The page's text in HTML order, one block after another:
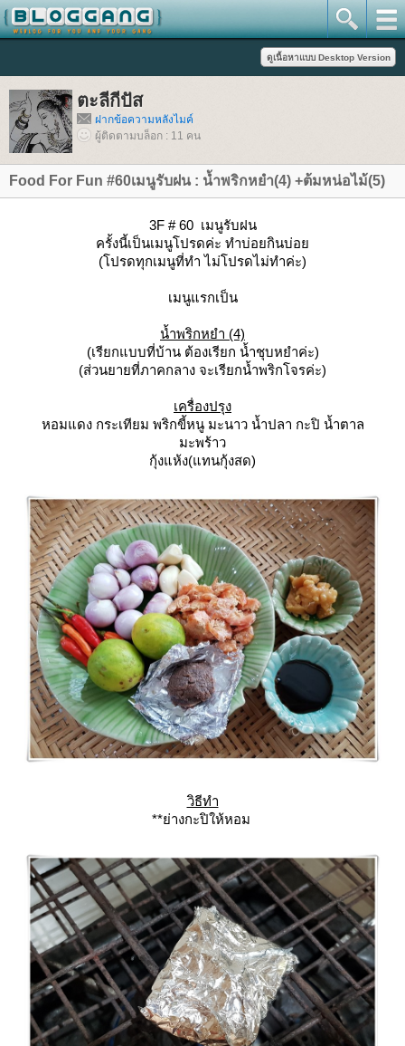
ตะลีกีปัส
ฝากข้อความหลังไมค์
ผู้ติดตามบล็อก : 11 คน
Food For Fun #60เมนูรับฝน : น้ำพริกหยำ(4) +ต้มหน่อไม้(5)
3F # 60 เมนูรับฝน
ครั้งนี้เป็นเมนูโปรดค่ะ ทำบ่อยกินบ่อ
(โปรดทุกเมนูที่ทำ ไม่โปรดไม่ทำค่ะ)
เมนูแรกเป็น
น้ำพริกหยำ (4)
(เรียกแบบที่บ้าน ต้องเรียก น้ำชุบหยำค่ะ)
(ส่วนยายที่ภาคกลาง จะเรียกน้ำพริกโจรค่ะ)
เครื่องปรุง
หอมแดง กระเทียม พริกขี้หนู มะนาว น้ำปลา กะปิ น้ำตาล
มะพร้าว
กุ้งแห้ง(แทนกุ้งสด)
วิธีทำ
**ย่างกะปิให้หอม